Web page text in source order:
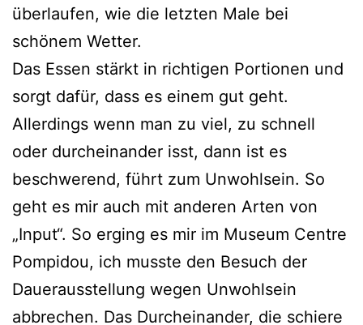
überlaufen, wie die letzten Male bei
schönem Wetter.
Das Essen stärkt in richtigen Portionen und
sorgt dafür, dass es einem gut geht.
Allerdings wenn man zu viel, zu schnell
oder durcheinander isst, dann ist es
beschwerend, führt zum Unwohlsein. So
geht es mir auch mit anderen Arten von
„Input“. So erging es mir im Museum Centre
Pompidou, ich musste den Besuch der
Dauerausstellung wegen Unwohlsein
abbrechen. Das Durcheinander, die schiere